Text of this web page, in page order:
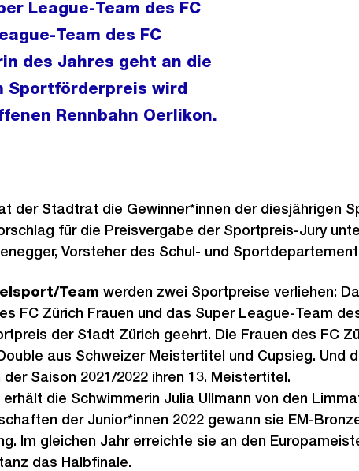
League-Team des FC
Team des FC
des Jahres geht an die
Sportförderpreis wird
Rennbahn Oerlikon.
der Stadtrat die Gewinner*innen der diesjährigen
für die Preisvergabe der Sportpreis-Jury
Vorsteher des Schul- und
Team werden zwei Sportpreise verliehen:
FC Zürich Frauen und das Super League-Team
der Stadt Zürich geehrt. Die Frauen des FC
aus Schweizer Meistertitel und Cupsieg. Und
Saison 2021/2022 ihren 13. Meistertitel.
erhält die Schwimmerin Julia Ullmann von den
der Junior*innen 2022 gewann sie EM-
Im gleichen Jahr erreichte sie an den
das Halbfinale.